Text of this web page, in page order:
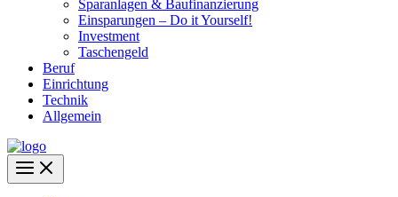
Sparanlagen & Baufinanzierung
Einsparungen – Do it Yourself!
Investment
Taschengeld
Beruf
Einrichtung
Technik
Allgemein